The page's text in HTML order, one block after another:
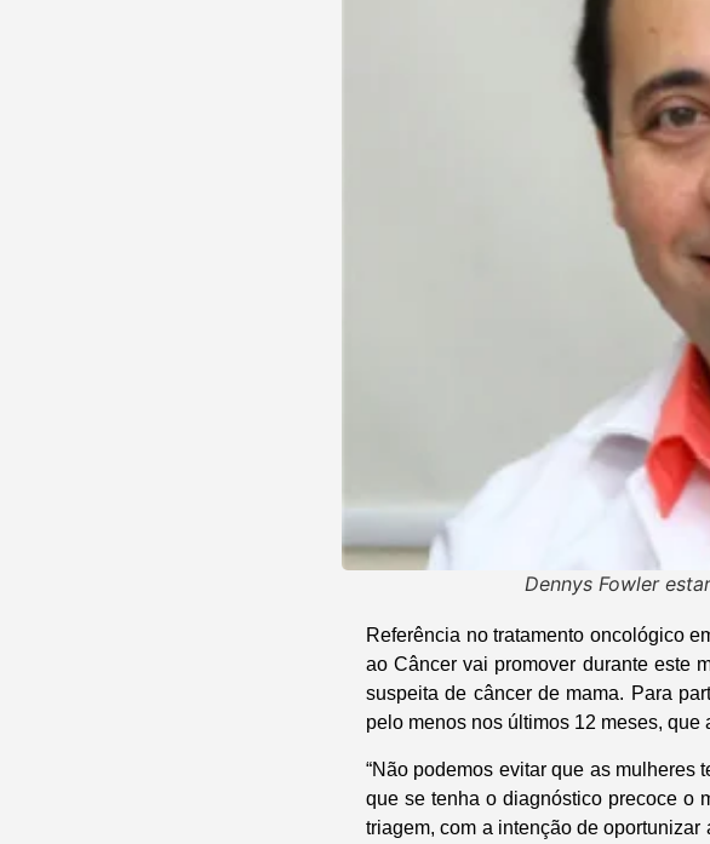
Dennys Fowler
Referência no tratamento oncológico
ao Câncer vai promover durante este
suspeita de câncer de mama. Para
pelo menos nos últimos 12 meses, que
“Não podemos evitar que as mulheres
que se tenha o diagnóstico precoce o
triagem, com a intenção de